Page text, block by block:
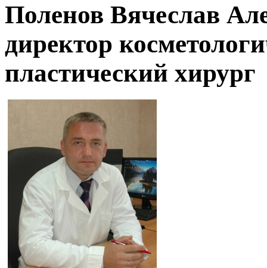
Поленов Вячеслав
директор
пластический хирург